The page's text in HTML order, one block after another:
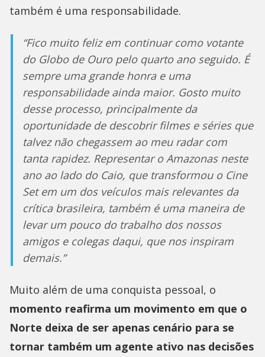
também é uma responsabilidade.
“Fico muito feliz em continuar como votante
do Globo de Ouro pelo quarto ano seguido. É
sempre uma grande honra e uma
responsabilidade ainda maior. Gosto muito
desse processo, principalmente da
oportunidade de descobrir filmes e séries que
talvez não chegassem ao meu radar com
tanta rapidez. Representar o Amazonas neste
ano ao lado do Caio, que transformou o Cine
Set em um dos veículos mais relevantes da
crítica brasileira, também é uma maneira de
levar um pouco do trabalho dos nossos
amigos e colegas daqui, que nos inspiram
demais.”
Muito além de uma conquista pessoal, o
momento reafirma um movimento em que o
Norte deixa de ser apenas cenário para se
tornar também um agente ativo nas decisões